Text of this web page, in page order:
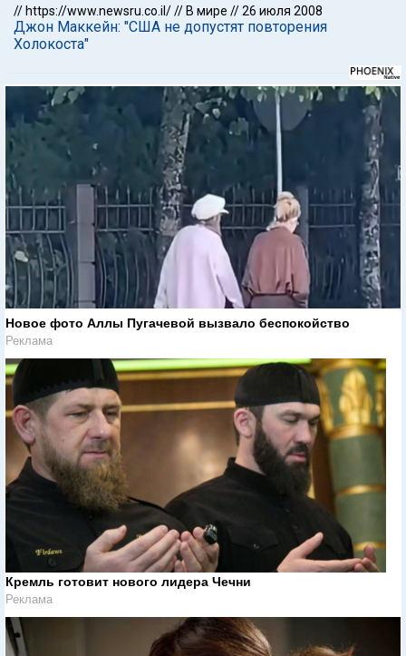
// https://www.newsru.co.il/// В мире //26 июля 2008
Джон Маккейн: "США не допустят повторения
Холокоста"
Новое фото Аллы Пугачевой вызвало беспокойство
Реклама
Кремль готовит нового лидера Чечни
Реклама